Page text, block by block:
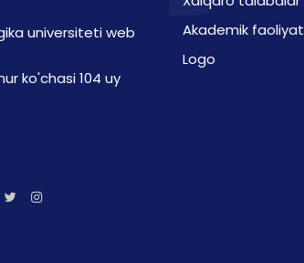
universiteti web
ko'chasi 104 uy
Akademik faoliyat
Logo